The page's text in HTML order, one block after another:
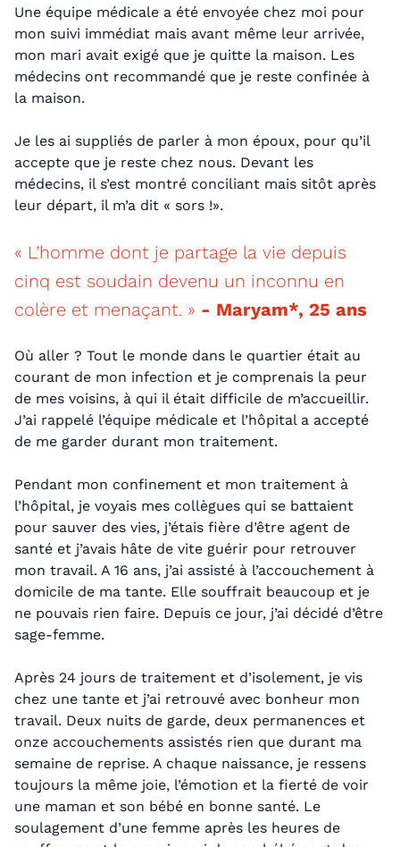
Une équipe médicale a été envoyée chez moi pour
mon suivi immédiat mais avant même leur arrivée,
mon mari avait exigé que je quitte la maison. Les
médecins ont recommandé que je reste confinée à
la maison.
Je les ai suppliés de parler à mon époux, pour qu’il
accepte que je reste chez nous. Devant les
médecins, il s’est montré conciliant mais sitôt après
leur départ, il m’a dit « sors !».
« L’homme dont je partage la vie depuis
cinq est soudain devenu un inconnu en
colère et menaçant. » - Maryam*, 25 ans
Où aller ? Tout le monde dans le quartier était au
courant de mon infection et je comprenais la peur
de mes voisins, à qui il était difficile de m’accueillir.
J’ai rappelé l’équipe médicale et l’hôpital a accepté
de me garder durant mon traitement.
Pendant mon confinement et mon traitement à
l’hôpital, je voyais mes collègues qui se battaient
pour sauver des vies, j’étais fière d’être agent de
santé et j’avais hâte de vite guérir pour retrouver
mon travail. A 16 ans, j’ai assisté à l’accouchement à
domicile de ma tante. Elle souffrait beaucoup et je
ne pouvais rien faire. Depuis ce jour, j’ai décidé d’être
sage-femme.
Après 24 jours de traitement et d’isolement, je vis
chez une tante et j’ai retrouvé avec bonheur mon
travail. Deux nuits de garde, deux permanences et
onze accouchements assistés rien que durant ma
semaine de reprise. A chaque naissance, je ressens
toujours la même joie, l’émotion et la fierté de voir
une maman et son bébé en bonne santé. Le
soulagement d’une femme après les heures de